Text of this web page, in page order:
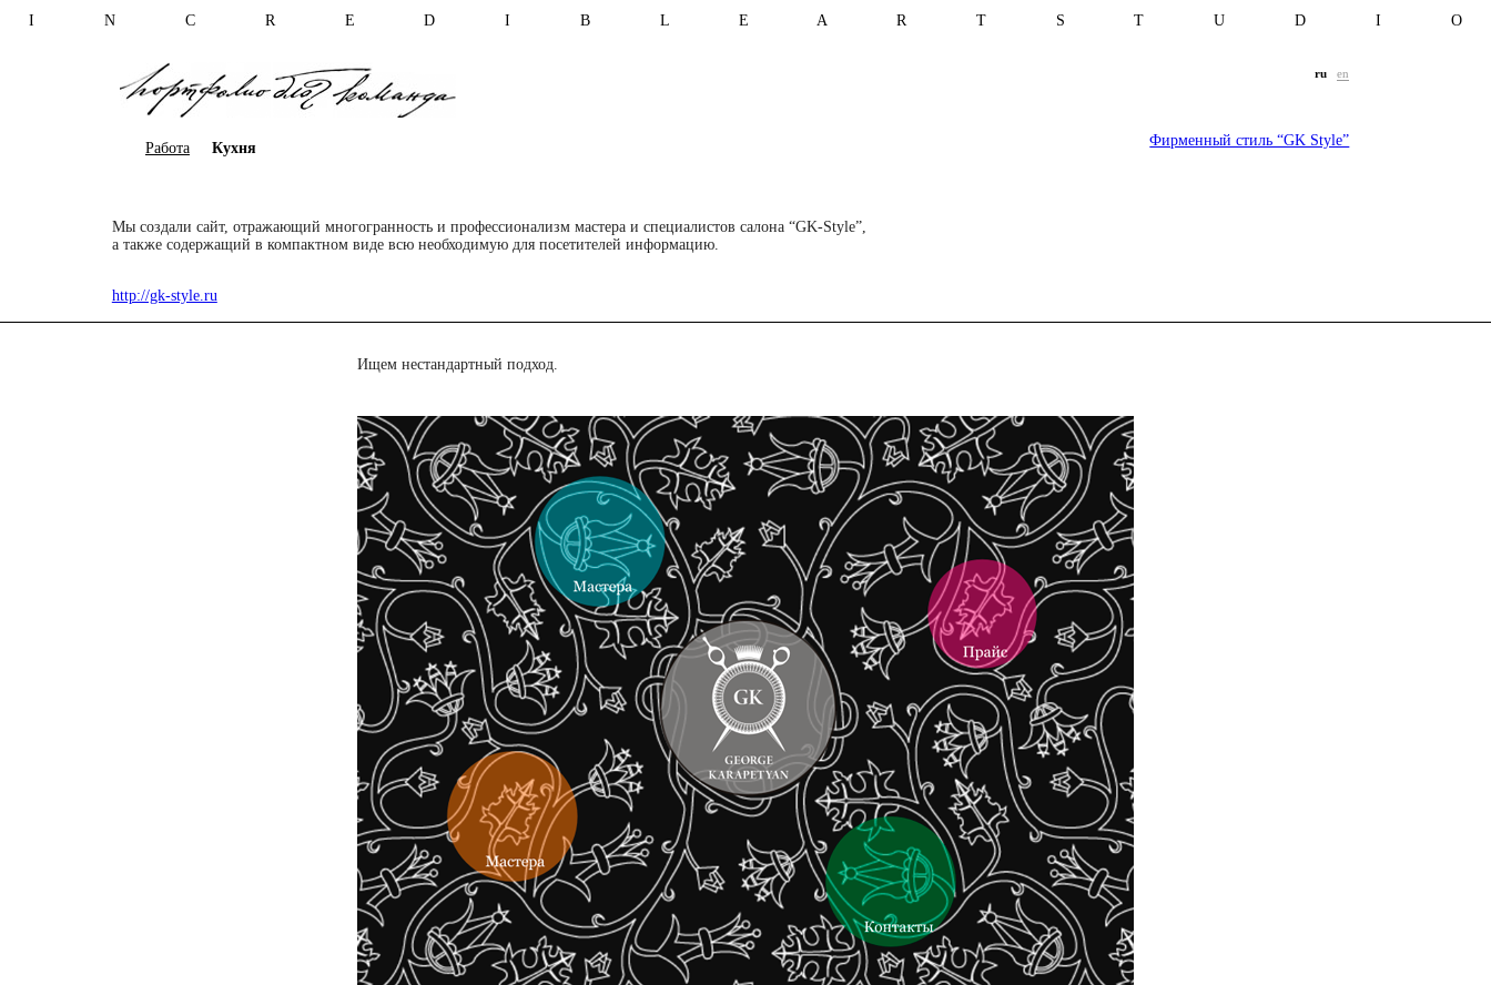
N C R E D I B L E A R T S T U D I
Работа Кухня Фирменный стиль “GK Style”
ru en
Мы создали сайт, отражающий многогранность и профессионализм мастера и специалистов салона “GK-Style”,
а также содержащий в компактном виде всю необходимую для посетителей информацию.
http://gk-style.ru
Ищем нестандартный подход.